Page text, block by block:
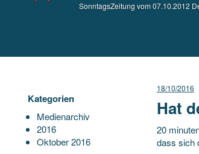
SonntagsZeitung vom 07.10.2012
Kategorien
Medienarchiv
2016
Oktober 2016
18/10/2016
Hat
20
dass sich